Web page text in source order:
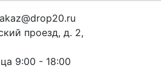
проезд, д. 2,
9:00 - 18:00